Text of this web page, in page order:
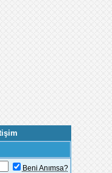
Beni Anımsa?